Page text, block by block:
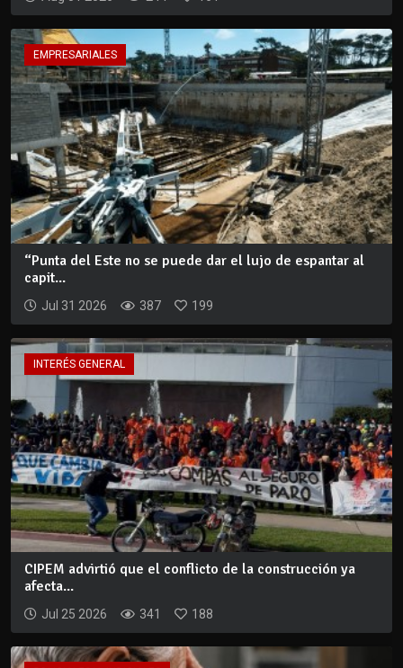
EMPRESARIALES
“Punta del Este no se puede dar el lujo de espantar al
capit...
Jul 31 2026 387 199
INTERÉS GENERAL
CIPEM advirtió que el conflicto de la construcción ya
afecta...
Jul 25 2026 341 188